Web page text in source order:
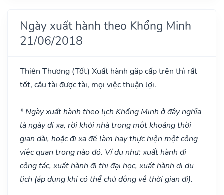
Ngày xuất hành theo Khổng Minh
21/06/2018
Thiên Thương (Tốt) Xuất hành gặp cấp trên thì rất
tốt, cầu tài được tài, mọi việc thuận lợi.
* Ngày xuất hành theo lịch Khổng Minh ở đây nghĩa
là ngày đi xa, rời khỏi nhà trong một khoảng thời
gian dài, hoặc đi xa để làm hay thực hiện một công
việc quan trọng nào đó. Ví dụ như: xuất hành đi
công tác, xuất hành đi thi đại học, xuất hành di du
lịch (áp dụng khi có thể chủ động về thời gian đi).